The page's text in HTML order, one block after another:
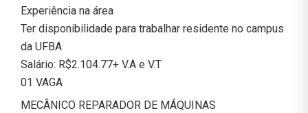
Experiência na área
Ter disponibilidade para trabalhar residente no campus
da UFBA
Salário: R$2.104.77+ V.A e V.T
01 VAGA
MECÂNICO REPARADOR DE MÁQUINAS